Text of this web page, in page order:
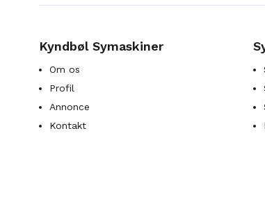
Kyndbøl Symaskiner
Om os
Profil
Annonce
Kontakt